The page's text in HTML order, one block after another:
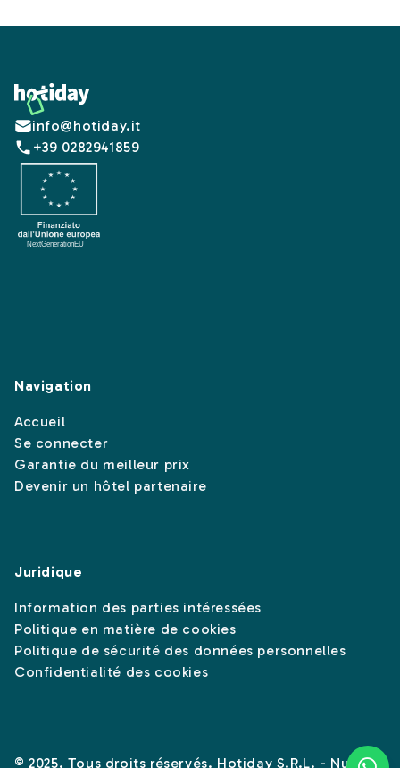
Footer
info@hotiday.it
+39 0282941859
Navigation
Accueil
Se connecter
Garantie du meilleur prix
Devenir un hôtel partenaire
Juridique
Information des parties intéressées
Politique en matière de cookies
Politique de sécurité des données personnelles
Confidentialité des cookies
© 2025. Tous droits réservés. Hotiday S.R.L. - Numéro